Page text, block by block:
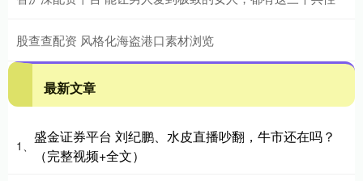
股查查配资 风格化海盗港口素材浏览
最新文章
1、
盛金证券平台 刘纪鹏、水皮直播吵翻，牛市还在吗？
（完整视频+全文）